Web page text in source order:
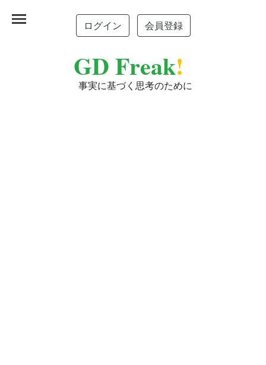
ログイン 会員登録
GD Freak!
事実に基づく思考のために
menu